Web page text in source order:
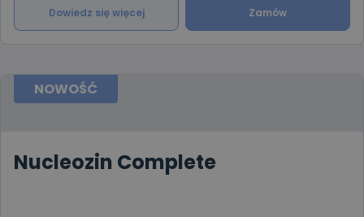
Dowiedz się więcej Zamów
NOWOŚĆ
Nucleozin Complete